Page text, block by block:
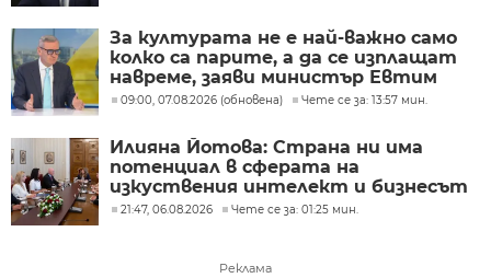
За културата не е най-важно само
колко са парите, а да се изплащат
навреме, заяви министър Евтим
Милошев
09:00, 07.08.2026 (обновена) Чете се за: 13:57 мин.
Илияна Йотова: Страна ни има
потенциал в сферата на
изкуствения интелект и бизнесът
забелязва тези перспективи
21:47, 06.08.2026 Чете се за: 01:25 мин.
Реклама